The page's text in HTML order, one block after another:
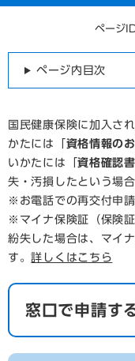
ページ
ページ内目次
国民健康保険に加入さ
かたには「 資格情報の
いかたには「資格確認書
失・汚損したという場
※お電話での再交付申
※マイナ保険証（保険
紛失した場合は、マイ
す。詳しくはこちら
窓口で申請す